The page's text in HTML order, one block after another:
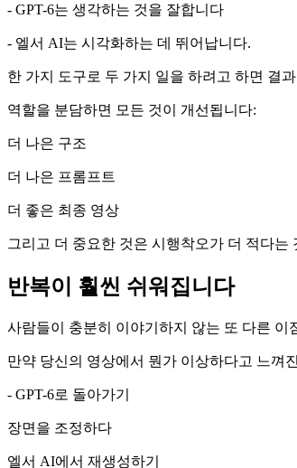
- GPT-6는 생각하는 것을 잘합니다
- 엘서 AI는 시각화하는 데 뛰어납니다.
한 가지 도구로 두 가지 일을 하려고 하면 결
역할을 분담하면 모든 것이 개선됩니다:
더 나은 구조
더 나은 프롬프트
더 좋은 최종 영상
그리고 더 중요한 것은 시행착오가 더 적다는
반복이 훨씬 쉬워집니다
사람들이 충분히 이야기하지 않는 또 다른 이
만약 당신의 영상에서 뭔가 이상하다고 느껴
- GPT-6로 돌아가기
장면을 조정하다
엘서 AI에서 재생성하기